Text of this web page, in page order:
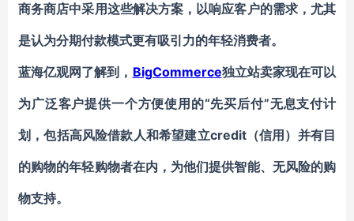
商务商店中采用这些解决方案，以响应客户的需求，尤其
是认为分期付款模式更有吸引力的年轻消费者。
蓝海亿观网了解到， BigCommerce独立站卖家现在可以
为广泛客户提供一个方便使用的“先买后付”无息支付计
划，包括高风险借款人和希望建立credit（信用）并有目
的购物的年轻购物者在内，为他们提供智能、无风险的购
物支持。